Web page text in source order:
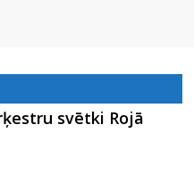
svētki Rojā